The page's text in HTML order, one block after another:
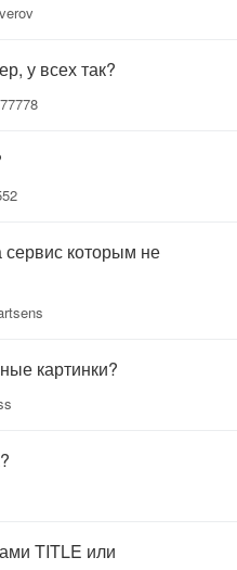
у всех так?
сервис которым не
картинки?
TITLE или